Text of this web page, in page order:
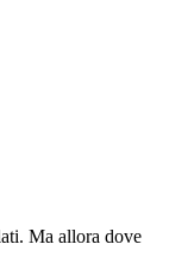
Ma allora dove